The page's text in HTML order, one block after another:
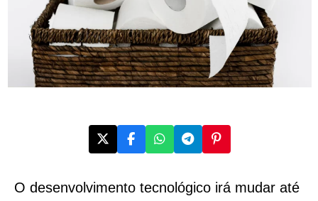
O desenvolvimento tecnológico irá mudar até